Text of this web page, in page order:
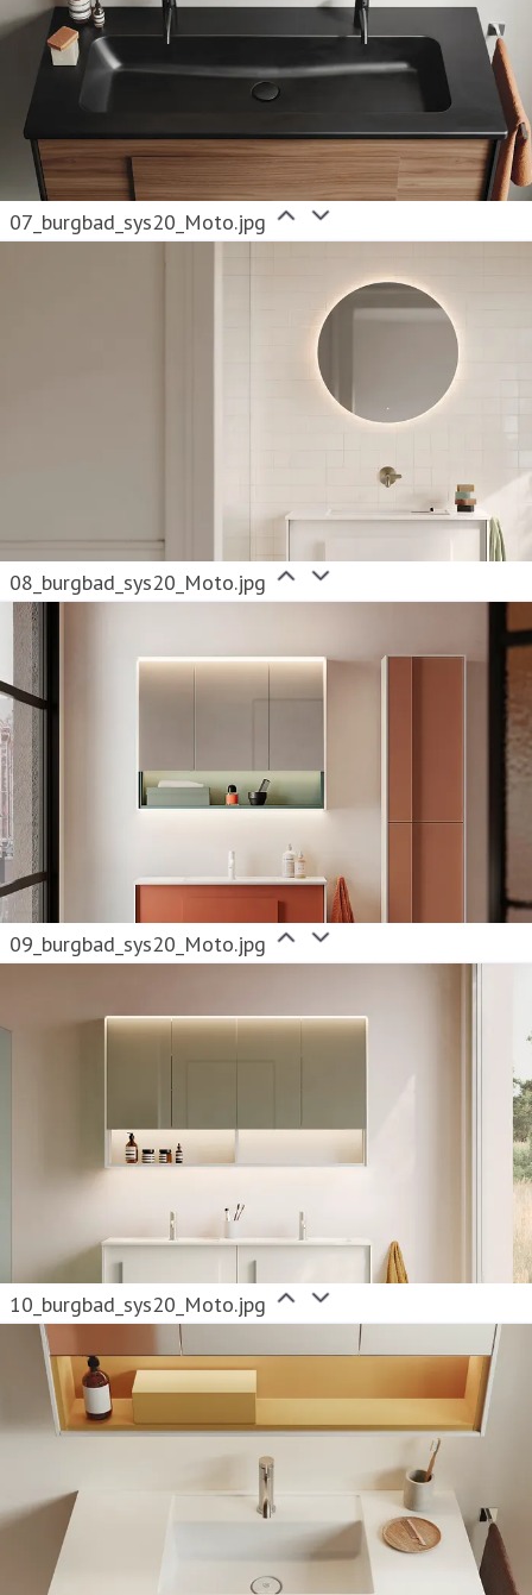
07_burgbad_sys20_Moto.jpg
08_burgbad_sys20_Moto.jpg
09_burgbad_sys20_Moto.jpg
10_burgbad_sys20_Moto.jpg